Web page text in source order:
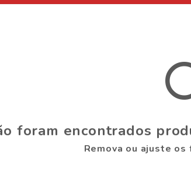
foram encontrados
Remova ou ajuste